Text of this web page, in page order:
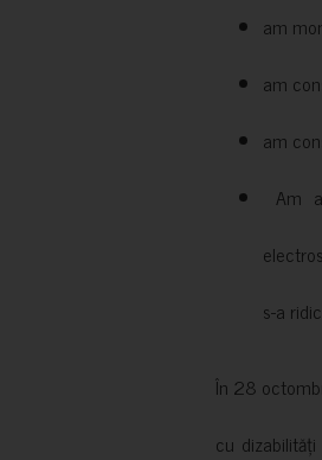
am
am
am
Am
s-a
În 28
cu